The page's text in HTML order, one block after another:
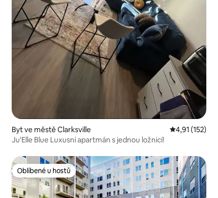
Byt ve městě Clarksville Průměrné
4,91 (152)
Ju'Elle Blue Luxusní apartmán s jednou ložnicí!
Oblíbené u hostů
Oblíbené u hostů